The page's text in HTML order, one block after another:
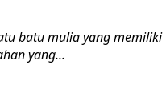
batu mulia yang memiliki
yang...